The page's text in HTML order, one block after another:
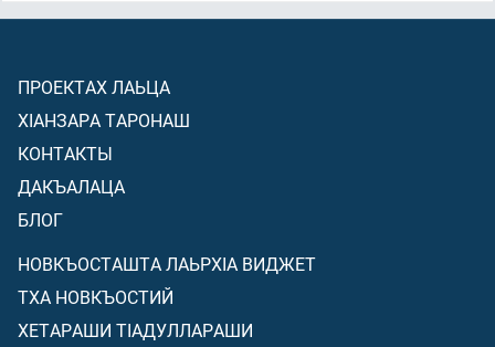
ПРОЕКТАХ ЛАЬЦА
ХIАНЗАРА ТАРОНАШ
КОНТАКТЫ
ДАКЪАЛАЦА
БЛОГ
НОВКЪОСТАШТА ЛАЬРХIА ВИДЖЕТ
ТХА НОВКЪОСТИЙ
ХЕТАРАШИ ТIАДУЛЛАРАШИ